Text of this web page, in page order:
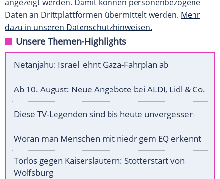
angezeigt werden. Damit können personenbezogene
Daten an Drittplattformen übermittelt werden. Mehr
dazu in unseren Datenschutzhinweisen.
Unsere Themen-Highlights
Netanjahu: Israel lehnt Gaza-Fahrplan ab
Ab 10. August: Neue Angebote bei ALDI, Lidl & Co.
Diese TV-Legenden sind bis heute unvergessen
Woran man Menschen mit niedrigem EQ erkennt
Torlos gegen Kaiserslautern: Stotterstart von
Wolfsburg